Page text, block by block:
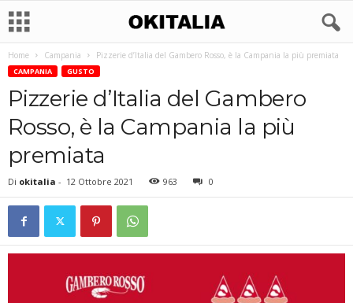
Home Campania Pizzerie d’Italia del Gambero Rosso, è la Campania la più premiata
CAMPANIA GUSTO
Pizzerie d’Italia del Gambero
Rosso, è la Campania la più
premiata
Di okitalia - 12 Ottobre 2021 963 0